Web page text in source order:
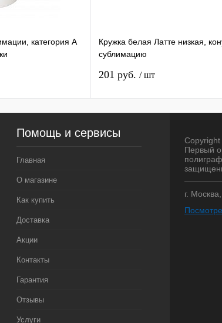
категория А
Кружка белая Латте низкая,
сублимацию
201 руб. / шт
Помощь и сервисы
Главная
О магазине
Как купить
Доставка
Акции
Контакты
Гарантия
Отзывы
Услуги
Первый
г.